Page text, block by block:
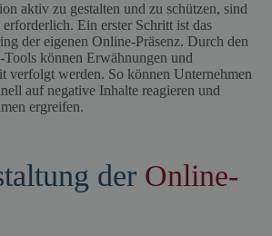
aktiv zu gestalten und zu schützen, sind
erforderlich. Ein erster Schritt ist das
der eigenen Online-Präsenz. Durch den
können Erwähnungen und
verfolgt werden. So können Unternehmen
auf negative Inhalte reagieren und
ergreifen.
der Online-